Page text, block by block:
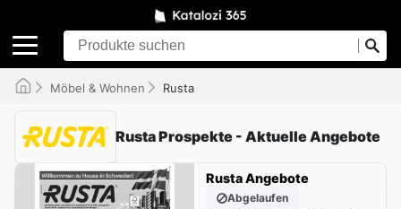
Möbel & Wohnen Rusta
Rusta Prospekte - Aktuelle Angebote
Rusta Angebote
Abgelaufen